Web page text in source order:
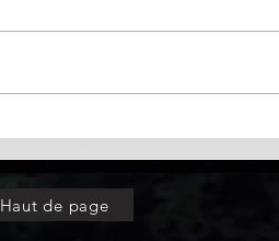
Haut de page